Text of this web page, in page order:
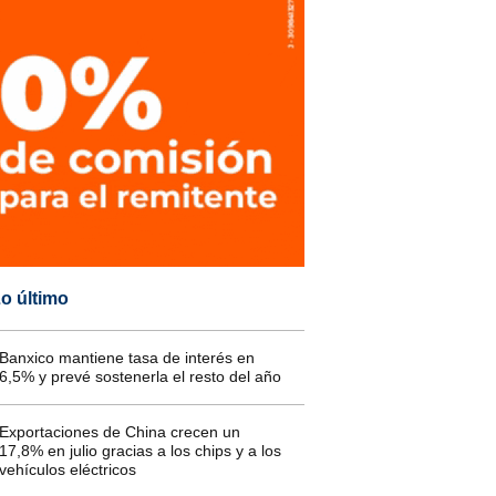
último
mantiene tasa de interés en
y prevé sostenerla el resto del año
de China crecen un
en julio gracias a los chips y a los
eléctricos